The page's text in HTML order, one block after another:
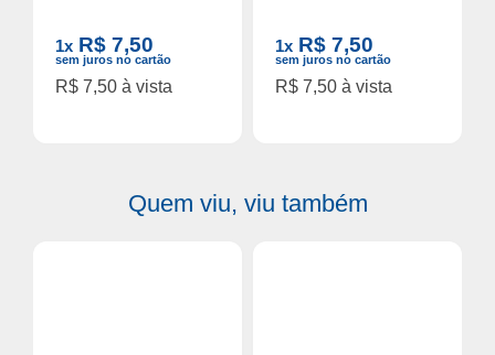
1x R$ 7,50
sem juros no cartão
R$ 7,50 à vista
1x R$ 7,50
sem juros no cartão
R$ 7,50 à vista
Quem viu, viu também